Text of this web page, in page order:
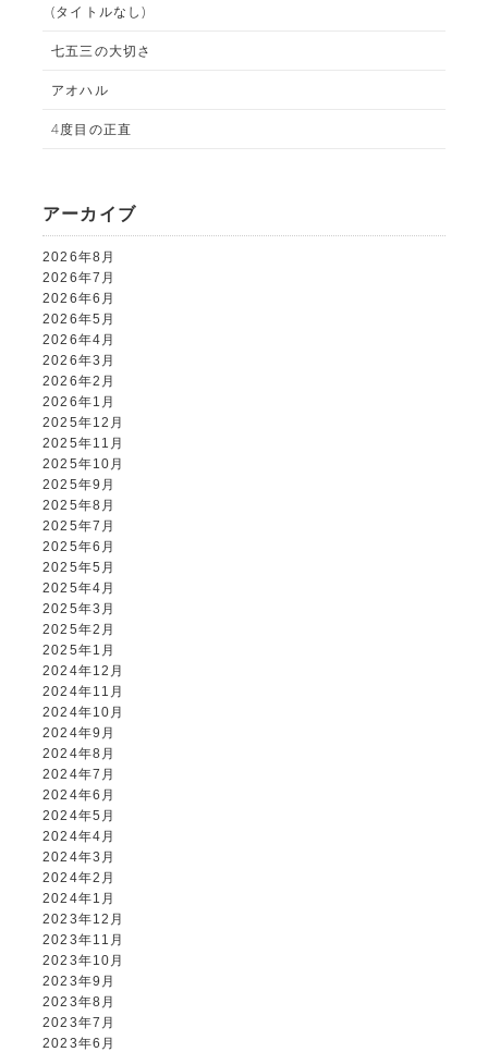
PHOTO HOUSE BOAR
(タイトルなし)
七五三の大切さ
アオハル
4度目の正直
アーカイブ
2026年8月
2026年7月
2026年6月
2026年5月
2026年4月
2026年3月
2026年2月
2026年1月
2025年12月
2025年11月
2025年10月
2025年9月
2025年8月
2025年7月
2025年6月
2025年5月
2025年4月
2025年3月
2025年2月
2025年1月
2024年12月
2024年11月
2024年10月
2024年9月
2024年8月
2024年7月
2024年6月
2024年5月
2024年4月
2024年3月
2024年2月
2024年1月
2023年12月
2023年11月
2023年10月
2023年9月
2023年8月
2023年7月
2023年6月